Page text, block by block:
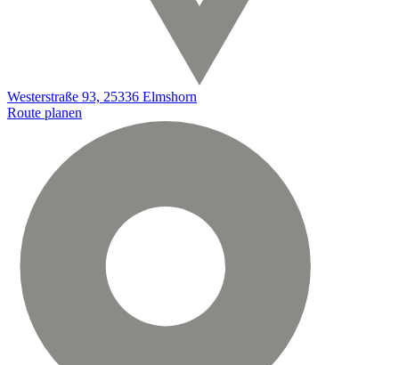
Westerstraße 93, 25336 Elmshorn
Route planen